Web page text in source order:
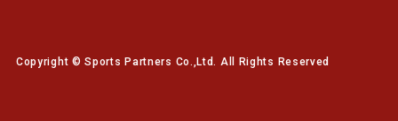
Copyright © Sports Partners Co.,Ltd. All Rights Reserved